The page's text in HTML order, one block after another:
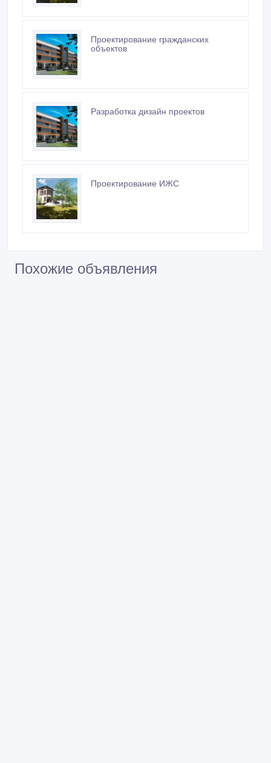
Проектирование гражданских
объектов
Разработка дизайн проектов
Проектирование ИЖС
Похожие объявления